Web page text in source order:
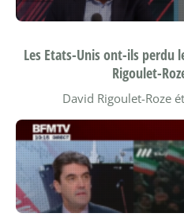
Les Etats-Unis ont-ils perdu
Rigoulet-
David Rigoulet-Roze